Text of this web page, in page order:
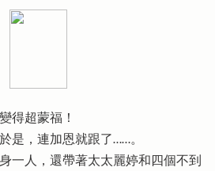
得超蒙福！
是，連加恩就跟了……。
一人，還帶著太太麗婷和四個不到